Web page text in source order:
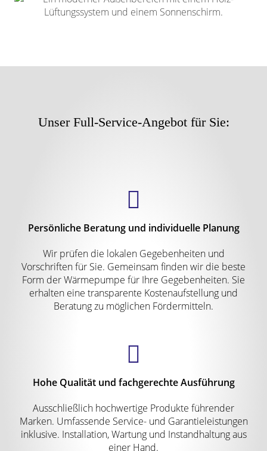
Unser Full-Service-Angebot für Sie:
Persönliche Beratung und individuelle Planung
Wir prüfen die lokalen Gegebenheiten und
Vorschriften für Sie. Gemeinsam finden wir die beste
Form der Wärmepumpe für Ihre Gegebenheiten. Sie
erhalten eine transparente Kostenaufstellung und
Beratung zu möglichen Fördermitteln.
Hohe Qualität und fachgerechte Ausführung
Ausschließlich hochwertige Produkte führender
Marken. Umfassende Service- und Garantieleistungen
inklusive. Installation, Wartung und Instandhaltung aus
einer Hand.